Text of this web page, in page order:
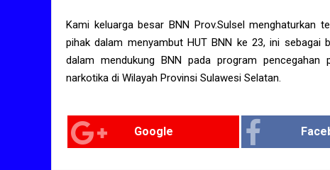
Kami keluarga besar BNN Prov.Sulsel menghaturkan
pihak dalam menyambut HUT BNN ke 23, ini
dalam mendukung BNN pada program pencegahan
narkotika di Wilayah Provinsi Sulawesi Selatan.
Google